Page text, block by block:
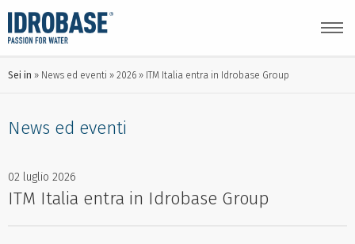
Sei in News ed eventi 2026 ITM Italia entra in Idrobase Group
News ed eventi
02 luglio 2026
ITM Italia entra in Idrobase Group